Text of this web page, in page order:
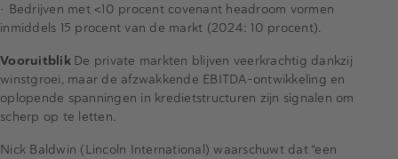
• Bedrijven met <10 procent covenant headroom vormen
inmiddels 15 procent van de markt (2024: 10 procent).
Vooruitblik De private markten blijven veerkrachtig dankzij
winstgroei, maar de afzwakkende EBITDA-ontwikkeling en
oplopende spanningen in kredietstructuren zijn signalen om
scherp op te letten.
Nick Baldwin (Lincoln International) waarschuwt dat “een